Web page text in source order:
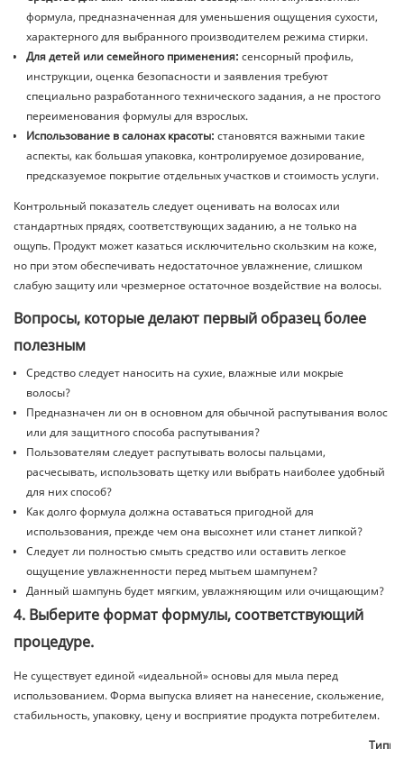
формула, предназначенная для уменьшения ощущения сухости,
характерного для выбранного производителем режима стирки.
Для детей или семейного применения: сенсорный профиль,
инструкции, оценка безопасности и заявления требуют
специально разработанного технического задания, а не простого
переименования формулы для взрослых.
Использование в салонах красоты: становятся важными такие
аспекты, как большая упаковка, контролируемое дозирование,
предсказуемое покрытие отдельных участков и стоимость услуги.
Контрольный показатель следует оценивать на волосах или
стандартных прядях, соответствующих заданию, а не только на
ощупь. Продукт может казаться исключительно скользким на коже,
но при этом обеспечивать недостаточное увлажнение, слишком
слабую защиту или чрезмерное остаточное воздействие на волосы.
Вопросы, которые делают первый образец более
полезным
Средство следует наносить на сухие, влажные или мокрые
волосы?
Предназначен ли он в основном для обычной распутывания волос
или для защитного способа распутывания?
Пользователям следует распутывать волосы пальцами,
расчесывать, использовать щетку или выбрать наиболее удобный
для них способ?
Как долго формула должна оставаться пригодной для
использования, прежде чем она высохнет или станет липкой?
Следует ли полностью смыть средство или оставить легкое
ощущение увлажненности перед мытьем шампунем?
Данный шампунь будет мягким, увлажняющим или очищающим?
4. Выберите формат формулы, соответствующий
процедуре.
Не существует единой «идеальной» основы для мыла перед
использованием. Форма выпуска влияет на нанесение, скольжение,
стабильность, упаковку, цену и восприятие продукта потребителем.